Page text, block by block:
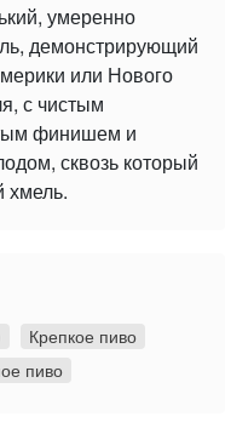
умеренно
демонстрирующий
или Нового
с чистым
финишем и
сквозь который
хмель.
Крепкое пиво
пиво